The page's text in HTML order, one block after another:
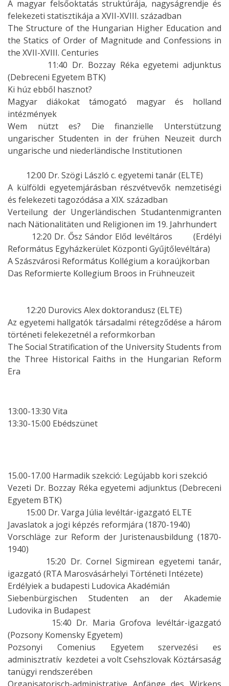
A magyar felsőoktatás struktúrája, nagyságrendje és
felekezeti statisztikája a XVII-XVIII. században
The Structure of the Hungarian Higher Education and
the Statics of Order of Magnitude and Confessions in
the XVII-XVIII. Centuries
11:40 Dr. Bozzay Réka egyetemi adjunktus
(Debreceni Egyetem BTK)
Ki húz ebből hasznot?
Magyar diákokat támogató magyar és holland
intézmények
Wem nützt es? Die finanzielle Unterstützung
ungarischer Studenten in der frühen Neuzeit durch
ungarische und niederländische Institutionen
12:00 Dr. Szögi László c. egyetemi tanár (ELTE)
A külföldi egyetemjárásban részvétvevők nemzetiségi
és felekezeti tagozódása a XIX. században
Verteilung der Ungerländischen Studantenmigranten
nach Nätionalitäten und Religionen im 19. Jahrhundert
12:20 Dr. Ősz Sándor Előd levéltáros (Erdélyi
Református Egyházkerület Központi Gyűjtőlevéltára)
A Szászvárosi Református Kollégium a koraújkorban
Das Reformierte Kollegium Broos in Frühneuzeit
12:20 Durovics Alex doktorandusz (ELTE)
Az egyetemi hallgatók társadalmi rétegződése a három
történeti felekezetnél a reformkorban
The Social Stratification of the University Students from
the Three Historical Faiths in the Hungarian Reform
Era
13:00-13:30 Vita
13:30-15:00 Ebédszünet
15.00-17.00 Harmadik szekció: Legújabb kori szekció
Vezeti Dr. Bozzay Réka egyetemi adjunktus (Debreceni
Egyetem BTK)
15:00 Dr. Varga Júlia levéltár-igazgató ELTE
Javaslatok a jogi képzés reformjára (1870-1940)
Vorschläge zur Reform der Juristenausbildung (1870-
1940)
15:20 Dr. Cornel Sigmirean egyetemi tanár,
igazgató (RTA Marosvásárhelyi Történeti Intézete)
Erdélyiek a budapesti Ludovica Akadémián
Siebenbürgischen Studenten an der Akademie
Ludovika in Budapest
15:40 Dr. Maria Grofova levéltár-igazgató
(Pozsony Komensky Egyetem)
Pozsonyi Comenius Egyetem szervezési es
adminisztratív kezdetei a volt Csehszlovak Köztársaság
tanügyi rendszerében